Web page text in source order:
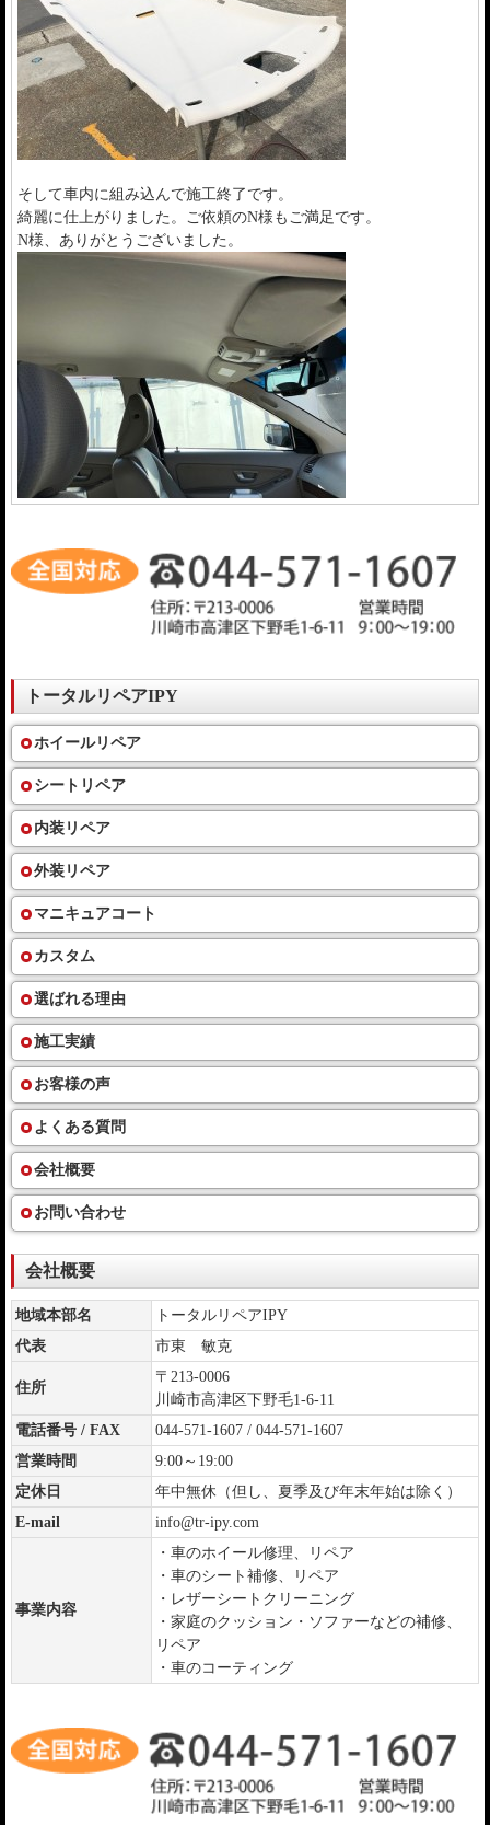
そして車内に組み込んで施工終了です。
綺麗に仕上がりました。ご依頼のN様もご満足です。
N様、ありがとうございました。
トータルリペアIPY
ホイールリペア
シートリペア
内装リペア
外装リペア
マニキュアコート
カスタム
選ばれる理由
施工実績
お客様の声
よくある質問
会社概要
お問い合わせ
会社概要
地域本部名
トータルリペアIPY
代表
市東 敏克
住所
〒213-0006
川崎市高津区下野毛1-6-11
電話番号 / FAX
044-571-1607 / 044-571-1607
営業時間
9:00～19:00
定休日
年中無休（但し、夏季及び年末年始は除く）
E-mail
info@tr-ipy.com
事業内容
・車のホイール修理、リペア
・車のシート補修、リペア
・レザーシートクリーニング
・家庭のクッション・ソファーなどの補修、
リペア
・車のコーティング